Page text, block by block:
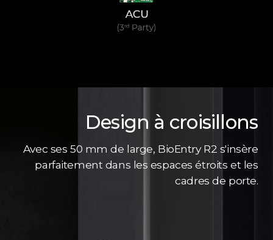
Design à croisillons
Avec ses 50 mm de large, BioEntry R2 s'insère
parfaitement dans les espaces étroits et les
cadres de porte.